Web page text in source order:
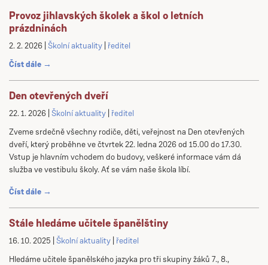
Provoz jihlavských školek a škol o letních
prázdninách
2. 2. 2026 Školní aktuality ředitel
Číst dále →
Den otevřených dveří
22. 1. 2026 Školní aktuality ředitel
Zveme srdečně všechny rodiče, děti, veřejnost na Den otevřených
dveří, který proběhne ve čtvrtek 22. ledna 2026 od 15.00 do 17.30.
Vstup je hlavním vchodem do budovy, veškeré informace vám dá
služba ve vestibulu školy. Ať se vám naše škola líbí.
Číst dále →
Stále hledáme učitele španělštiny
16. 10. 2025 Školní aktuality ředitel
Hledáme učitele španělského jazyka pro tři skupiny žáků 7., 8.,